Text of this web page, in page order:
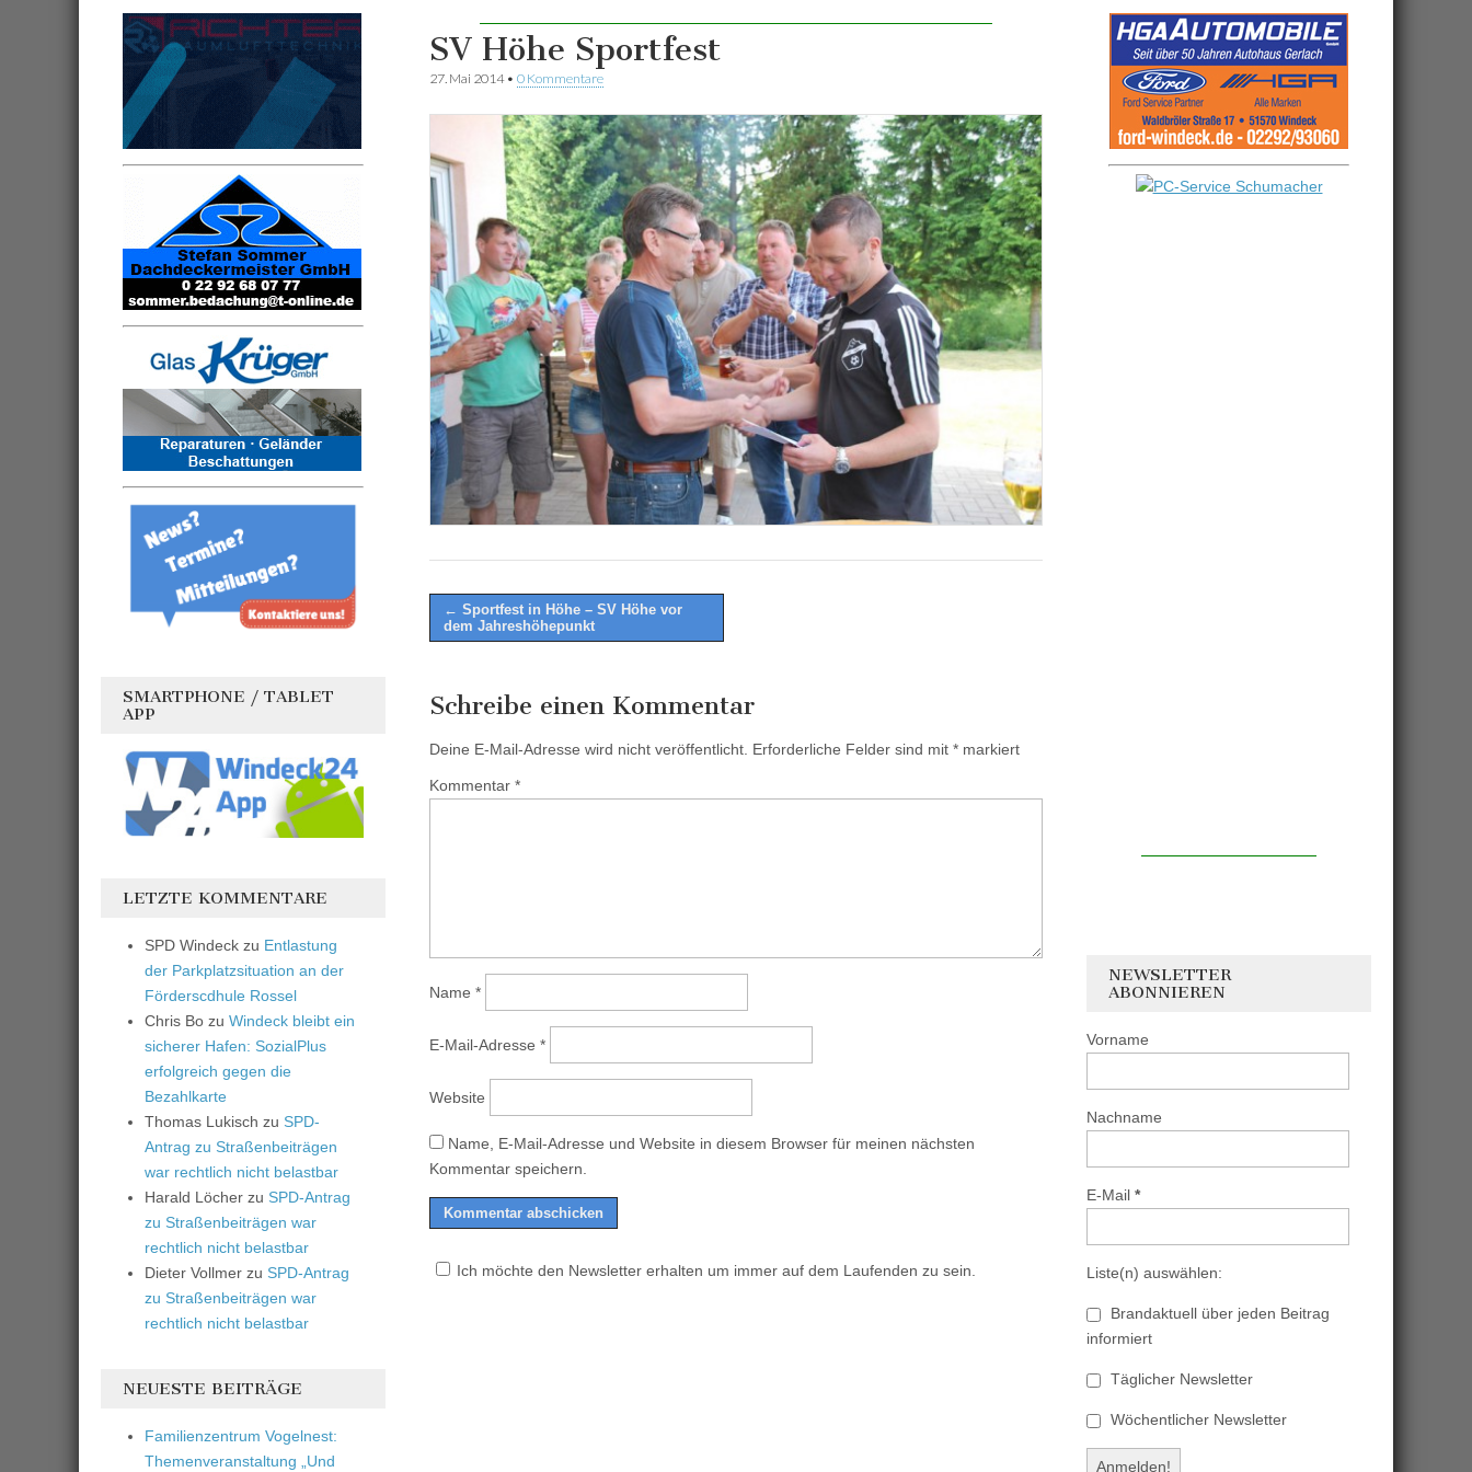
SV Höhe Sportfest
27. Mai 2014• 0 Kommentare
Post
navigation
← Sportfest in Höhe – SV Höhe vor
dem Jahreshöhepunkt
Schreibe einen Kommentar
Deine E-Mail-Adresse wird nicht veröffentlicht. Erforderliche Felder sind mit * markiert
Kommentar *
Name *
E-Mail-Adresse *
Website
Name, E-Mail-Adresse und Website in diesem Browser für meinen nächsten
Kommentar speichern.
Ich möchte den Newsletter erhalten um immer auf dem Laufenden zu sein.
SMARTPHONE / TABLET
APP
LETZTE KOMMENTARE
SPD Windeck zu Entlastung
der Parkplatzsituation an der
Förderscdhule Rossel
Chris Bo zu Windeck bleibt ein
sicherer Hafen: SozialPlus
erfolgreich gegen die
Bezahlkarte
Thomas Lukisch zu SPD-
Antrag zu Straßenbeiträgen
war rechtlich nicht belastbar
Harald Löcher zu SPD-Antrag
zu Straßenbeiträgen war
rechtlich nicht belastbar
Dieter Vollmer zu SPD-Antrag
zu Straßenbeiträgen war
rechtlich nicht belastbar
NEUESTE BEITRÄGE
Familienzentrum Vogelnest:
Themenveranstaltung „Und
NEWSLETTER
ABONNIEREN
Vorname
Nachname
E-Mail *
Liste(n) auswählen:
Brandaktuell über jeden Beitrag
informiert
Täglicher Newsletter
Wöchentlicher Newsletter